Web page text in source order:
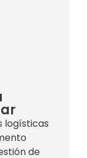
logísticas
de